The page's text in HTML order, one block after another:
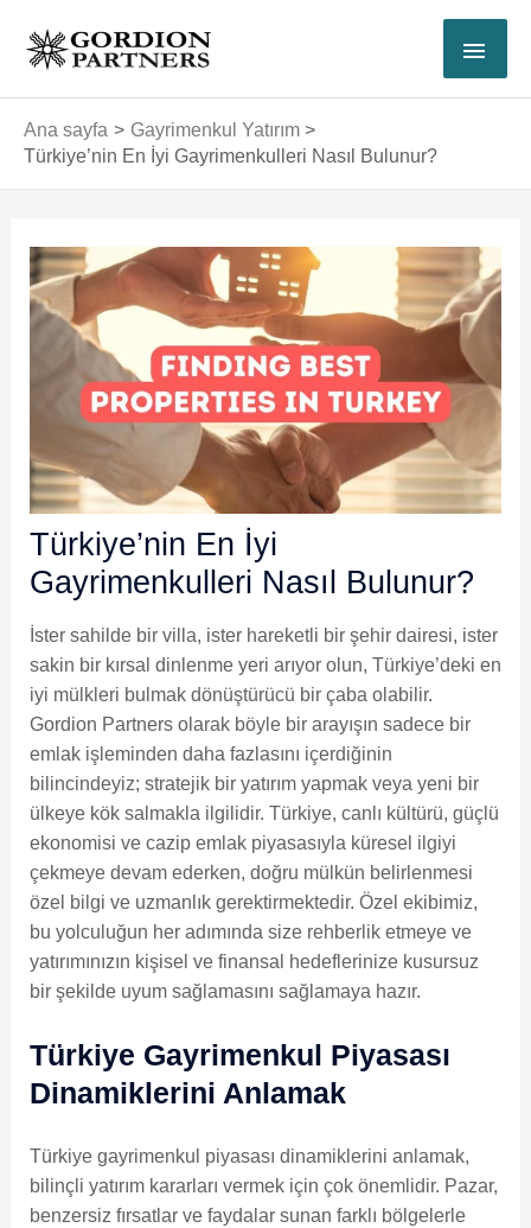
ANA
Ana sayfa
Gayrimenkul Yatırım
Türkiye’nin En İyi Gayrimenkulleri Nasıl Bulunur?
Türkiye’nin En İyi
Gayrimenkulleri Nasıl Bulunur?
İster sahilde bir villa, ister hareketli bir şehir dairesi, ister
sakin bir kırsal dinlenme yeri arıyor olun, Türkiye’deki en
iyi mülkleri bulmak dönüştürücü bir çaba olabilir.
Gordion Partners olarak böyle bir arayışın sadece bir
emlak işleminden daha fazlasını içerdiğinin
bilincindeyiz; stratejik bir yatırım yapmak veya yeni bir
ülkeye kök salmakla ilgilidir. Türkiye, canlı kültürü, güçlü
ekonomisi ve cazip emlak piyasasıyla küresel ilgiyi
çekmeye devam ederken, doğru mülkün belirlenmesi
özel bilgi ve uzmanlık gerektirmektedir. Özel ekibimiz,
bu yolculuğun her adımında size rehberlik etmeye ve
yatırımınızın kişisel ve finansal hedeflerinize kusursuz
bir şekilde uyum sağlamasını sağlamaya hazır.
Türkiye Gayrimenkul Piyasası
Dinamiklerini Anlamak
Türkiye gayrimenkul piyasası dinamiklerini anlamak,
bilinçli yatırım kararları vermek için çok önemlidir. Pazar,
benzersiz fırsatlar ve faydalar sunan farklı bölgelerle